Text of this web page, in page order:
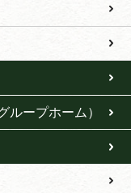
ループホーム）